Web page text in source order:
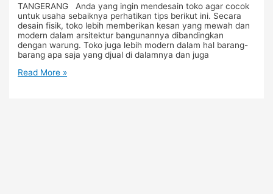
TANGERANG Anda yang ingin mendesain toko agar cocok
untuk usaha sebaiknya perhatikan tips berikut ini. Secara
desain fisik, toko lebih memberikan kesan yang mewah dan
modern dalam arsitektur bangunannya dibandingkan
dengan warung. Toko juga lebih modern dalam hal barang-
barang apa saja yang djual di dalamnya dan juga
Read More »